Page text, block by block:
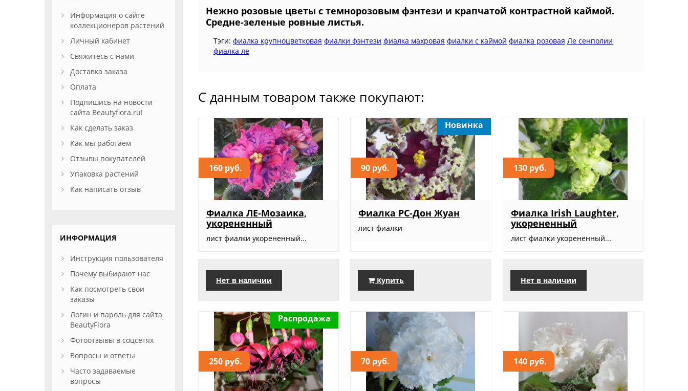
Нежно розовые цветы с темнорозовым фэнтези и крапчатой контрастной каймой.
Средне-зеленые ровные листья.
Тэги:фиалка крупноцветковая фиалки фэнтези фиалка махровая фиалки с каймой фиалка розовая Ле сенполии
фиалка ле
С данным товаром также покупают:
160 руб.
Фиалка ЛЕ-Мозаика,
укорененный
лист фиалки укорененный...
Нет в наличии
90 руб.
Новинка
Фиалка РС-Дон Жуан
лист фиалки
Купить
130 руб.
Фиалка Irish Laughter,
укорененный
лист фиалки укорененный...
Нет в наличии
250 руб.
Распродажа
70 руб. 140 руб.
Информация о сайте
коллекционеров растений
Личный кабинет
Свяжитесь с нами
Доставка заказа
Оплата
Подпишись на новости
сайта Beautyflora.ru!
Как сделать заказ
Как мы работаем
Отзывы покупателей
Упаковка растений
Как написать отзыв
ИНФОРМАЦИЯ
Инструкция пользователя
Почему выбирают нас
Как посмотреть свои
заказы
Логин и пароль для сайта
BeautyFlora
Фотоотзывы в соцсетях
Вопросы и ответы
Часто задаваемые
вопросы